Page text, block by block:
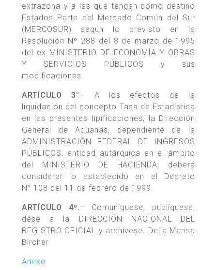
extrazona y a las que tengan como destino
Estados Parte del Mercado Común del Sur
(MERCOSUR) según lo previsto en la
Resolución Nº 288 del 8 de marzo de 1995
del ex MINISTERIO DE ECONOMÍA Y OBRAS
Y SERVICIOS PÚBLICOS y sus
modificaciones.
ARTÍCULO 3° .- A los efectos de la
liquidación del concepto Tasa de Estadística
en las presentes tipificaciones, la Dirección
General de Aduanas, dependiente de la
ADMINISTRACIÓN FEDERAL DE INGRESOS
PÚBLICOS, entidad autárquica en el ámbito
del MINISTERIO DE HACIENDA, deberá
considerar lo establecido en el Decreto
N° 108 del 11 de febrero de 1999.
ARTÍCULO 4º.– Comuníquese, publíquese,
dése a la DIRECCIÓN NACIONAL DEL
REGISTRO OFICIAL y archívese. Delia Marisa
Bircher
Anexo